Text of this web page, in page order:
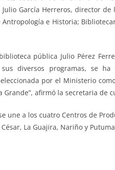
García Herreros, director de
Antropología e Historia;
pública Julio Pérez
diversos programas, se
por el Ministerio
afirmó la secretaria de
une a los cuatro Centros de
La Guajira, Nariño y